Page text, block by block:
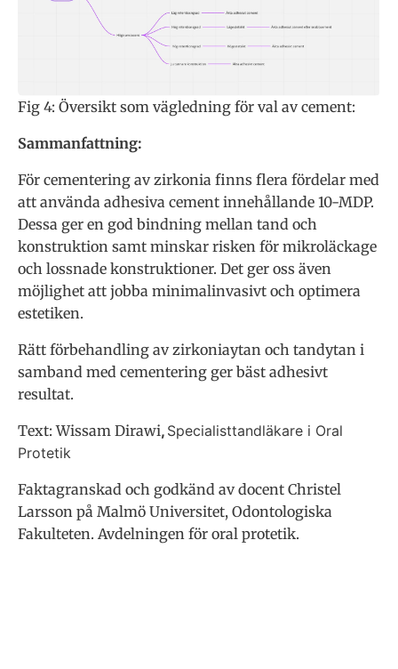
Fig 4: Översikt som vägledning för val av cement:
Sammanfattning:
För cementering av zirkonia finns flera fördelar med
att använda adhesiva cement innehållande 10-MDP.
Dessa ger en god bindning mellan tand och
konstruktion samt minskar risken för mikroläckage
och lossnade konstruktioner. Det ger oss även
möjlighet att jobba minimalinvasivt och optimera
estetiken.
Rätt förbehandling av zirkoniaytan och tandytan i
samband med cementering ger bäst adhesivt
resultat.
Text: Wissam Dirawi, Specialisttandläkare i Oral
Protetik
Faktagranskad och godkänd av docent Christel
Larsson på Malmö Universitet, Odontologiska
Fakulteten. Avdelningen för oral protetik.